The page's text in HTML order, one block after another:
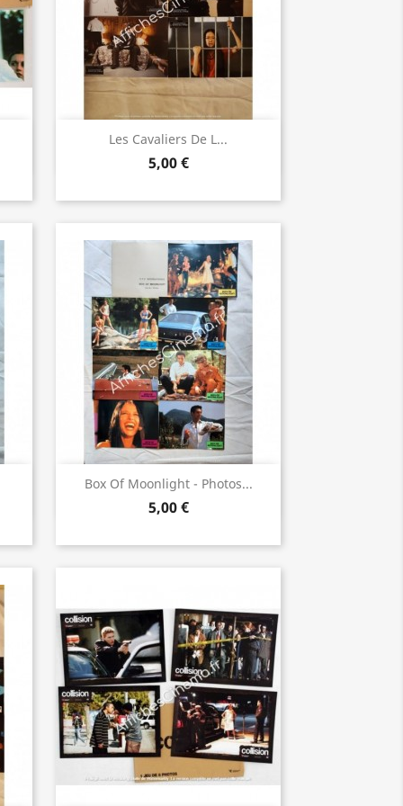
Les Cavaliers De L...
5,00 €
 Aperçu rapide
Box Of Moonlight - Photos...
5,00 €
Aperçu rapide